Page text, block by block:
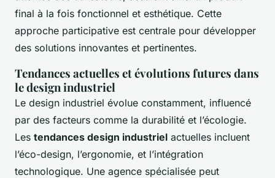
final à la fois fonctionnel et esthétique. Cette
approche participative est centrale pour développer
des solutions innovantes et pertinentes.
Tendances actuelles et évolutions futures dans
le design industriel
Le design industriel évolue constamment, influencé
par des facteurs comme la durabilité et l’écologie.
Les tendances design industriel actuelles incluent
l’éco-design, l’ergonomie, et l’intégration
technologique. Une agence spécialisée peut